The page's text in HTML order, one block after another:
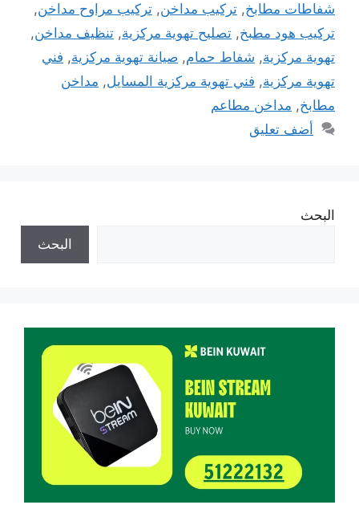
شفاطات مطابخ, تركيب مداخن, تركيب مراوح مداخن,
تركيب هود مطبخ, تصليح تهوية مركزية, تنظيف مداخن,
تهوية مركزية, شفاط حمام, صيانة تهوية مركزية, فني
تهوية مركزية, فني تهوية مركزية المسايل, مداخن
مطابخ, مداخن مطاعم
أضف تعليق
البحث
البحث